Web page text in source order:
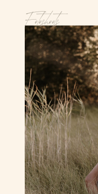
Fotoshoots